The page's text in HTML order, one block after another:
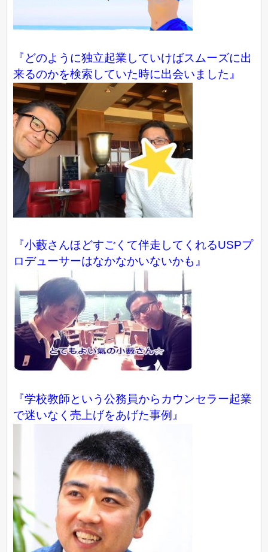
『どのように独立起業していけばスムーズに出
来るのかを検索していた時に出会いました』
『小藪さんほどすごくて伴走してくれるUSPプ
ロデューサーはなかなかいないかも』
『学校教師という公務員からカウンセラー起業
で迷いなく売上げをあげた事例』